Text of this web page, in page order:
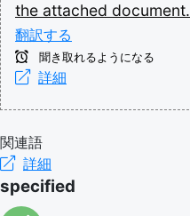
the attached document.
翻訳する
聞き取れるようになる
詳細
関連語
詳細
specified